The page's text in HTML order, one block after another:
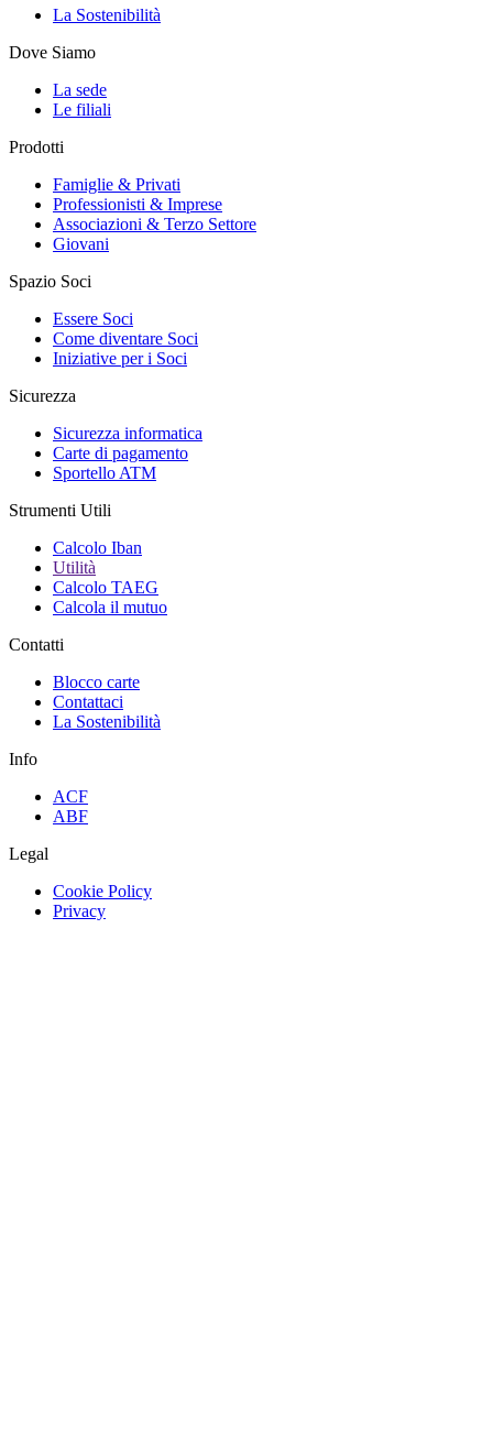
La Sostenibilità
Dove Siamo
La sede
Le filiali
Prodotti
Famiglie & Privati
Professionisti & Imprese
Associazioni & Terzo Settore
Giovani
Spazio Soci
Essere Soci
Come diventare Soci
Iniziative per i Soci
Sicurezza
Sicurezza informatica
Carte di pagamento
Sportello ATM
Strumenti Utili
Calcolo Iban
Utilità
Calcolo TAEG
Calcola il mutuo
Contatti
Blocco carte
Contattaci
La Sostenibilità
Info
ACF
ABF
Legal
Cookie Policy
Privacy